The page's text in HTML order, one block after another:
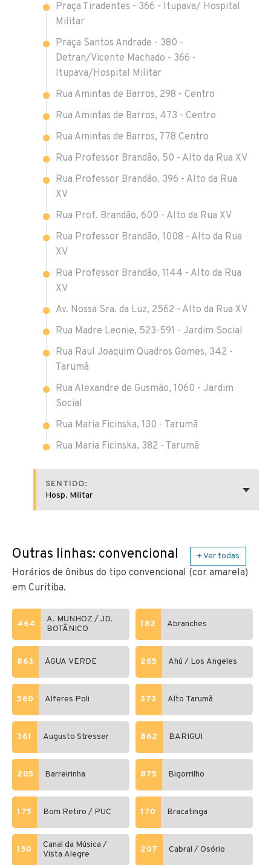
Praça Tiradentes - 366 - Itupava/ Hospital
Militar
Praça Santos Andrade - 380 -
Detran/Vicente Machado - 366 -
Itupava/Hospital Militar
Rua Amintas de Barros, 298 - Centro
Rua Amintas de Barros, 473 - Centro
Rua Amintas de Barros, 778 Centro
Rua Professor Brandão, 50 - Alto da Rua XV
Rua Professor Brandão, 396 - Alto da Rua
XV
Rua Prof. Brandão, 600 - Alto da Rua XV
Rua Professor Brandão, 1008 - Alto da Rua
XV
Rua Professor Brandão, 1144 - Alto da Rua
XV
Av. Nossa Sra. da Luz, 2562 - Alto da Rua XV
Rua Madre Leonie, 523-591 - Jardim Social
Rua Raul Joaquim Quadros Gomes, 342 -
Tarumã
Rua Alexandre de Gusmão, 1060 - Jardim
Social
Rua Maria Ficinska, 130 - Tarumã
Rua Maria Ficinska, 382 - Tarumã
SENTIDO:
Hosp. Militar
Outras linhas: convencional + Ver todas
Horários de ônibus do tipo convencional (cor amarela)
em Curitiba.
464
A. MUNHOZ / JD.
BOTÂNICO
182 Abranches
863 ÁGUA VERDE 265 Ahú / Los Angeles
560 Alferes Poli 373 Alto Tarumã
361 Augusto Stresser 862 BARIGUI
205 Barreirinha 875 Bigorrilho
175 Bom Retiro / PUC 170 Bracatinga
150
Canal da Música /
Vista Alegre
207 Cabral / Osório